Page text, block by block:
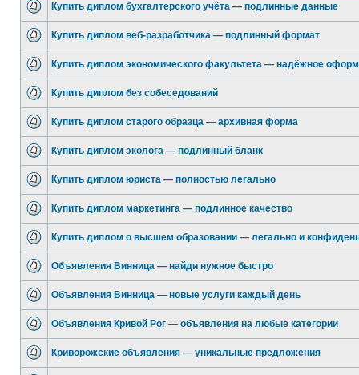
Купить диплом бухгалтерского учёта — подлинные данные
Купить диплом веб-разработчика — подлинный формат
Купить диплом экономического факультета — надёжное
Купить диплом без собеседований
Купить диплом старого образца — архивная форма
Купить диплом эколога — подлинный бланк
Купить диплом юриста — полностью легально
Купить диплом маркетинга — подлинное качество
Купить диплом о высшем образовании — легально и
Объявления Винница — найди нужное быстро
Объявления Винница — новые услуги каждый день
Объявления Кривой Рог — объявления на любые категории
Криворожские объявления — уникальные предложения